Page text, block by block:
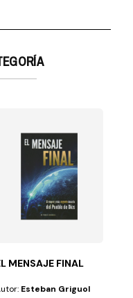
que...
MENSAJE FINAL
Esteban Griguol